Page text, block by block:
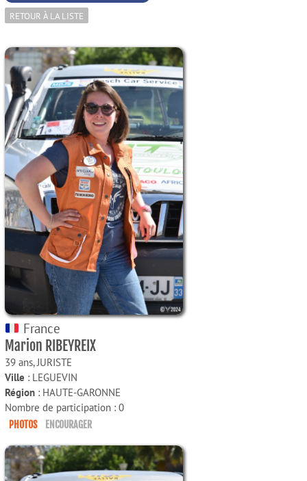
RETOUR À LA LISTE
France
Marion RIBEYREIX
39 ans,JURISTE
Ville : LEGUEVIN
Région : HAUTE-GARONNE
Nombre de participation : 0
PHOTOS ENCOURAGER